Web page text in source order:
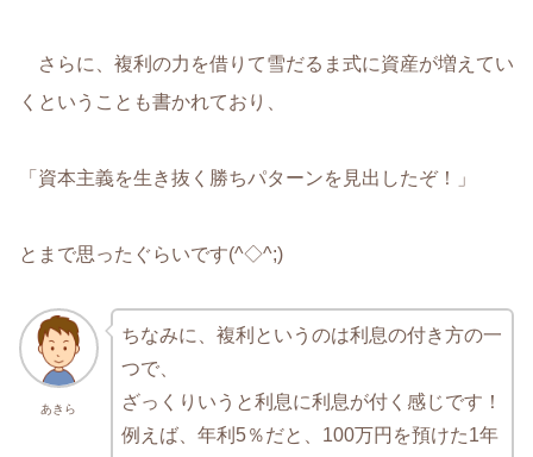
さらに、複利の力を借りて雪だるま式に資産が増えてい
くということも書かれており、
「資本主義を生き抜く勝ちパターンを見出したぞ！」
とまで思ったぐらいです(^◇^;)
あきら
ちなみに、複利というのは利息の付き方の一
つで、
ざっくりいうと利息に利息が付く感じです！
例えば、年利5％だと、100万円を預けた1年